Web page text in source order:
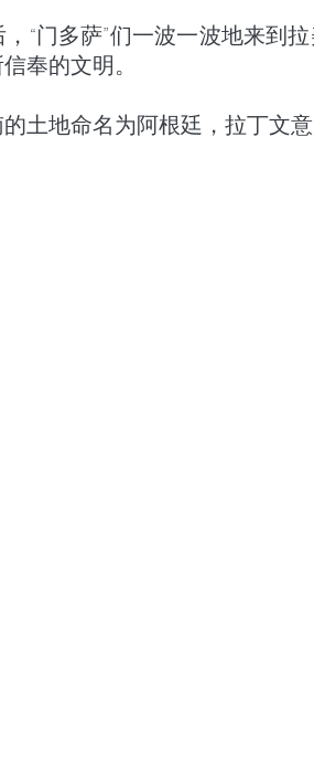
“门多萨”们一波一波地来到
奉的文明。
土地命名为阿根廷，拉丁文意